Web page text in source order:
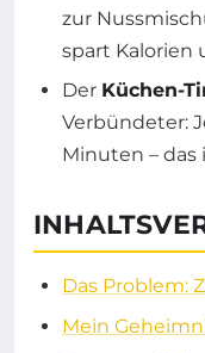
zur
spart Kalorien
Der Küchen-
Verbündeter:
Minuten – das
Das Problem:
Mein